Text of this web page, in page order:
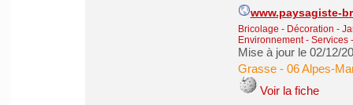
www.paysagiste-
Bricolage - Décoration -
Environnement- Services
Mise à jour le 02/12/
Grasse- 06 Alpes-
Voir la fiche